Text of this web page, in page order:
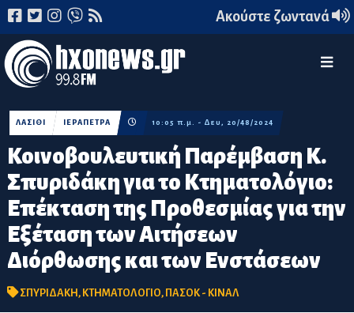
Ακούστε ζωντανά
Κοινοβουλευτική Παρέμβαση Κ.
Σπυριδάκη για το Κτηματολόγιο:
Επέκταση της Προθεσμίας για την
Εξέταση των Αιτήσεων
Διόρθωσης και των Ενστάσεων
ΛΑΣΙΘΙ ΙΕΡΑΠΕΤΡΑ 10:05 π.μ. - Δευ, 20/48/2024
ΣΠΥΡΙΔΑΚΗ, ΚΤΗΜΑΤΟΛΟΓΙΟ, ΠΑΣΟΚ - ΚΙΝΑΛ